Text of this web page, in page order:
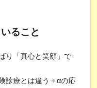
ること
り「真心と笑顔」で
診療とは違う＋αの応